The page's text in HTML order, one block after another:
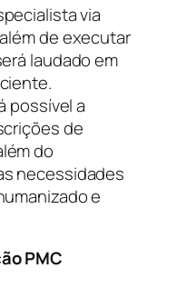
via
de executar
laudado em
possível a
de
do
necessidades
e
PMC